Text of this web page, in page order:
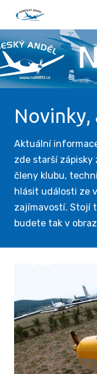
Aktuální
zde starší zápisky
členy klubu,
hlásit události ze
zajímavostí. Stojí
budete tak v